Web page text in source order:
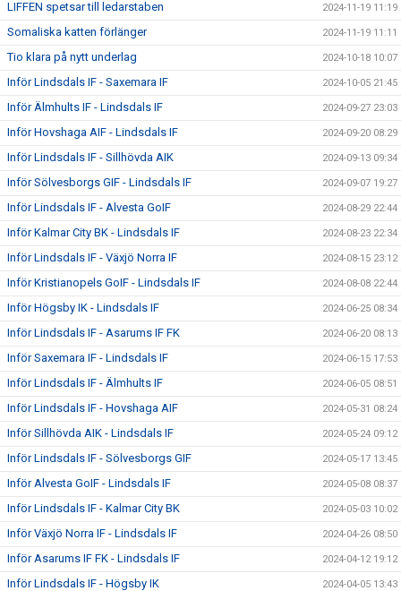
LIFFEN spetsar till ledarstaben 2024-11-19 11:19
Somaliska katten förlänger 2024-11-19 11:11
Tio klara på nytt underlag 2024-10-18 10:07
Inför Lindsdals IF - Saxemara IF 2024-10-05 21:45
Inför Älmhults IF - Lindsdals IF 2024-09-27 23:03
Inför Hovshaga AIF - Lindsdals IF 2024-09-20 08:29
Inför Lindsdals IF - Sillhövda AIK 2024-09-13 09:34
Inför Sölvesborgs GIF - Lindsdals IF 2024-09-07 19:27
Inför Lindsdals IF - Alvesta GoIF 2024-08-29 22:44
Inför Kalmar City BK - Lindsdals IF 2024-08-23 22:34
Inför Lindsdals IF - Växjö Norra IF 2024-08-15 23:12
Inför Kristianopels GoIF - Lindsdals IF 2024-08-08 22:44
Inför Högsby IK - Lindsdals IF 2024-06-25 08:34
Inför Lindsdals IF - Asarums IF FK 2024-06-20 08:13
Inför Saxemara IF - Lindsdals IF 2024-06-15 17:53
Inför Lindsdals IF - Älmhults IF 2024-06-05 08:51
Inför Lindsdals IF - Hovshaga AIF 2024-05-31 08:24
Inför Sillhövda AIK - Lindsdals IF 2024-05-24 09:12
Inför Lindsdals IF - Sölvesborgs GIF 2024-05-17 13:45
Inför Alvesta GoIF - Lindsdals IF 2024-05-08 08:37
Inför Lindsdals IF - Kalmar City BK 2024-05-03 10:02
Inför Växjö Norra IF - Lindsdals IF 2024-04-26 08:50
Inför Asarums IF FK - Lindsdals IF 2024-04-12 19:12
Inför Lindsdals IF - Högsby IK 2024-04-05 13:43